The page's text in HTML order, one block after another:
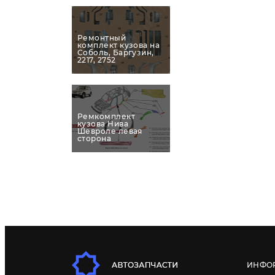
Ремонтный
комплект кузова на
Соболь, Баргузин,
2217, 2752
Ремкомплект
кузова Нива
Шевроле левая
сторона